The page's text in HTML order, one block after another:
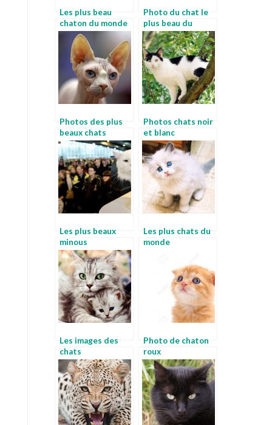
Les plus beau
chaton du monde
Photo du chat le
plus beau du
monde
Photos des plus
beaux chats
Photos chats noir
et blanc
Les plus beaux
minous
Les plus chats du
monde
Les images des
chats
Photo de chaton
roux